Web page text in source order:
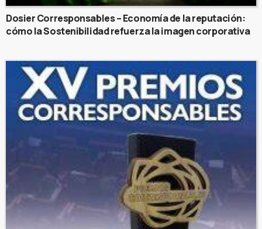
Dosier Corresponsables – Economía de la reputación:
cómo la Sostenibilidad refuerza la imagen corporativa